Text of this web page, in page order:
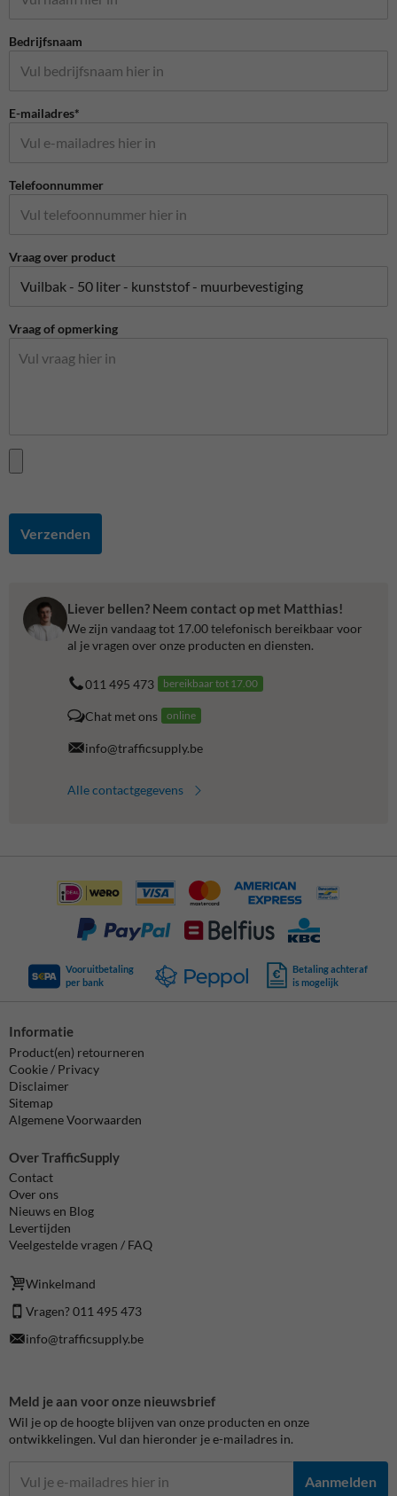
Bedrijfsnaam
E-mailadres*
Telefoonnummer
Vraag over product
Vraag of opmerking
Verzenden
Liever bellen? Neem contact op met Matthias!
We zijn vandaag tot 17.00 telefonisch bereikbaar voor
al je vragen over onze producten en diensten.
011 495 473 bereikbaar tot 17.00
Chat met ons online
info@trafficsupply.be
Alle contactgegevens
Vooruitbetaling
per bank
Betaling achteraf
is mogelijk
Informatie
Product(en) retourneren
Cookie / Privacy
Disclaimer
Sitemap
Algemene Voorwaarden
Over TrafficSupply
Contact
Over ons
Nieuws en Blog
Levertijden
Veelgestelde vragen / FAQ
Winkelmand
Vragen? 011 495 473
info@trafficsupply.be
Meld je aan voor onze nieuwsbrief
Wil je op de hoogte blijven van onze producten en onze
ontwikkelingen. Vul dan hieronder je e-mailadres in.
Aanmelden